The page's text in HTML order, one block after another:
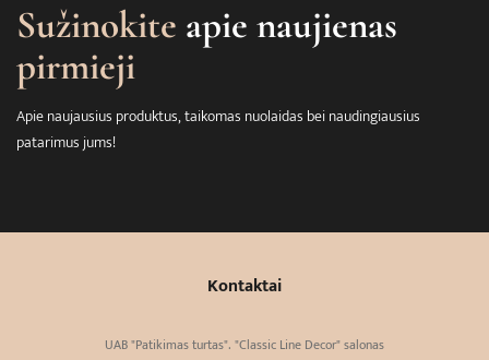
Sužinokite apie naujienas
pirmieji
Apie naujausius produktus, taikomas nuolaidas bei naudingiausius
patarimus jums!
Kontaktai
UAB "Patikimas turtas". "Classic Line Decor" salonas